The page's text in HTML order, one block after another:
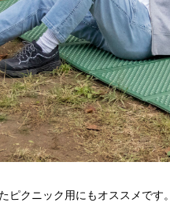
ピクニック用にもオススメです。